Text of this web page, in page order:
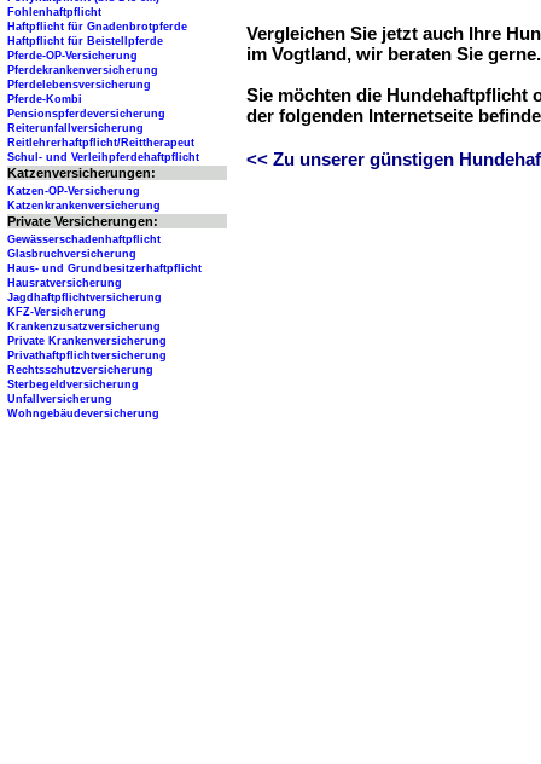
Vergleichen Sie jetzt auch Ihre
im Vogtland, wir beraten Sie gerne.
Sie möchten die Hundehaftpflicht
der folgenden Internetseite
<< Zu unserer günstigen
Fohlenhaftpflicht
Haftpflicht für Gnadenbrotpferde
Haftpflicht für Beistellpferde
Pferde-OP-Versicherung
Pferdekrankenversicherung
Pferdelebensversicherung
Pferde-Kombi
Pensionspferdeversicherung
Reiterunfallversicherung
Reitlehrerhaftpflicht/Reittherapeut
Schul- und Verleihpferdehaftpflicht
Katzenversicherungen:
Katzen-OP-Versicherung
Katzenkrankenversicherung
Private Versicherungen:
Gewässerschadenhaftpflicht
Glasbruchversicherung
Haus- und Grundbesitzerhaftpflicht
Hausratversicherung
Jagdhaftpflichtversicherung
KFZ-Versicherung
Krankenzusatzversicherung
Private Krankenversicherung
Privathaftpflichtversicherung
Rechtsschutzversicherung
Sterbegeldversicherung
Unfallversicherung
Wohngebäudeversicherung